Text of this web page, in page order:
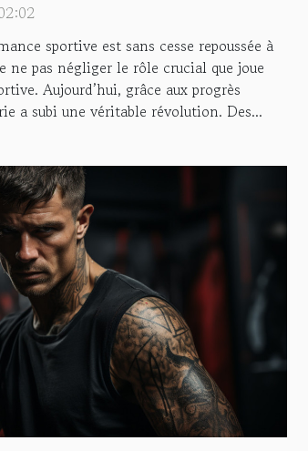
sportive est sans cesse repoussée à
pas négliger le rôle crucial que joue
Aujourd’hui, grâce aux progrès
a subi une véritable révolution. Des...